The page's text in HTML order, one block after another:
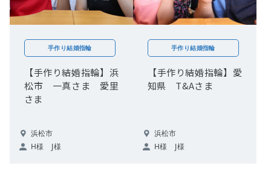
手作り結婚指輪
【手作り結婚指輪】浜
松市 一真さま 愛里
さま
浜松市
H様 J様
手作り結婚指輪
【手作り結婚指輪】愛
知県 T&Aさま
浜松市
H様 J様